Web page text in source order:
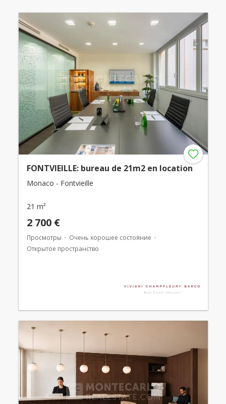
FONTVIEILLE: bureau de 21m2 en location
Monaco - Fontvieille
21 m²
2 700 €
Просмотры
Очень хорошее состояние
Открытое пространство